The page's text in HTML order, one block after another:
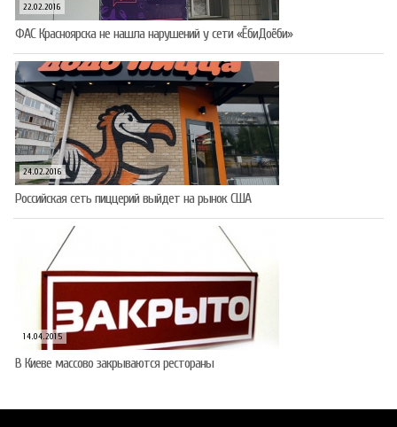
22.02.2016
ФАС Красноярска не нашла нарушений у сети «ЁбиДоёби»
24.02.2016
Российская сеть пиццерий выйдет на рынок США
14.04.2015
В Киеве массово закрываются рестораны